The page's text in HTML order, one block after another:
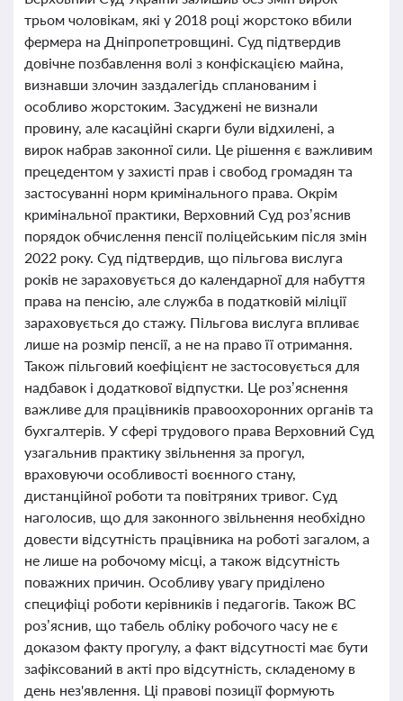
трьом чоловікам, які у 2018 році жорстоко вбили
фермера на Дніпропетровщині. Суд підтвердив
довічне позбавлення волі з конфіскацією майна,
визнавши злочин заздалегідь спланованим і
особливо жорстоким. Засуджені не визнали
провину, але касаційні скарги були відхилені, а
вирок набрав законної сили. Це рішення є важливим
прецедентом у захисті прав і свобод громадян та
застосуванні норм кримінального права. Окрім
кримінальної практики, Верховний Суд роз’яснив
порядок обчислення пенсії поліцейським після змін
2022 року. Суд підтвердив, що пільгова вислуга
років не зараховується до календарної для набуття
права на пенсію, але служба в податковій міліції
зараховується до стажу. Пільгова вислуга впливає
лише на розмір пенсії, а не на право її отримання.
Також пільговий коефіцієнт не застосовується для
надбавок і додаткової відпустки. Це роз’яснення
важливе для працівників правоохоронних органів та
бухгалтерів. У сфері трудового права Верховний Суд
узагальнив практику звільнення за прогул,
враховуючи особливості воєнного стану,
дистанційної роботи та повітряних тривог. Суд
наголосив, що для законного звільнення необхідно
довести відсутність працівника на роботі загалом, а
не лише на робочому місці, а також відсутність
поважних причин. Особливу увагу приділено
специфіці роботи керівників і педагогів. Також ВС
роз’яснив, що табель обліку робочого часу не є
доказом факту прогулу, а факт відсутності має бути
зафіксований в акті про відсутність, складеному в
день нез'явлення. Ці правові позиції формують